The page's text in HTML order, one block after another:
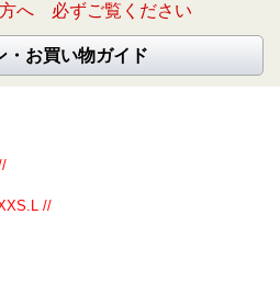
へ 必ずご覧ください
・お買い物ガイド
//